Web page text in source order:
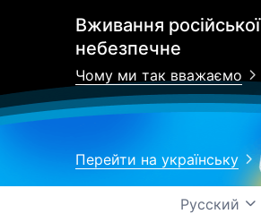
Вживання російської
небезпечне
Чому ми так вважаємо
Перейти на українську
Русский